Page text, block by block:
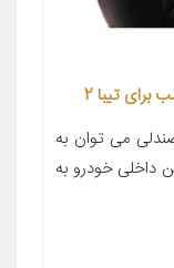
می توان به
داخلی خودرو به